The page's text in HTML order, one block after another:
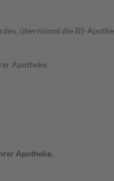
übernimmt die BS-
Apotheke.
Apotheke.